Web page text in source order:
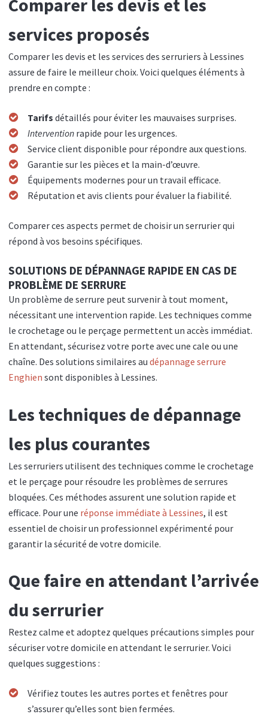
Comparer les devis et les
services proposés
Comparer les devis et les services des serruriers à Lessines
assure de faire le meilleur choix. Voici quelques éléments à
prendre en compte :
Tarifs détaillés pour éviter les mauvaises surprises.
Interventionrapide pour les urgences.
Service client disponible pour répondre aux questions.
Garantie sur les pièces et la main-d’œuvre.
Équipements modernes pour un travail efficace.
Réputation et avis clients pour évaluer la fiabilité.
Comparer ces aspects permet de choisir un serrurier qui
répond à vos besoins spécifiques.
SOLUTIONS DE DÉPANNAGE RAPIDE EN CAS DE
PROBLÈME DE SERRURE
Un problème de serrure peut survenir à tout moment,
nécessitant une intervention rapide. Les techniques comme
le crochetage ou le perçage permettent un accès immédiat.
En attendant, sécurisez votre porte avec une cale ou une
chaîne. Des solutions similaires au dépannage serrure
Enghien sont disponibles à Lessines.
Les techniques de dépannage
les plus courantes
Les serruriers utilisent des techniques comme le crochetage
et le perçage pour résoudre les problèmes de serrures
bloquées. Ces méthodes assurent une solution rapide et
efficace. Pour une réponse immédiate à Lessines, il est
essentiel de choisir un professionnel expérimenté pour
garantir la sécurité de votre domicile.
Que faire en attendant l’arrivée
du serrurier
Restez calme et adoptez quelques précautions simples pour
sécuriser votre domicile en attendant le serrurier. Voici
quelques suggestions :
Vérifiez toutes les autres portes et fenêtres pour
s’assurer qu’elles sont bien fermées.